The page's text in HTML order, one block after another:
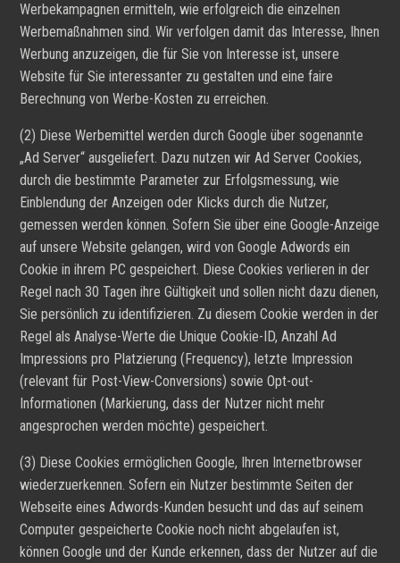
Werbekampagnen ermitteln, wie erfolgreich die einzelnen
Werbemaßnahmen sind. Wir verfolgen damit das Interesse, Ihnen
Werbung anzuzeigen, die für Sie von Interesse ist, unsere
Website für Sie interessanter zu gestalten und eine faire
Berechnung von Werbe-Kosten zu erreichen.
(2) Diese Werbemittel werden durch Google über sogenannte
„Ad Server“ ausgeliefert. Dazu nutzen wir Ad Server Cookies,
durch die bestimmte Parameter zur Erfolgsmessung, wie
Einblendung der Anzeigen oder Klicks durch die Nutzer,
gemessen werden können. Sofern Sie über eine Google-Anzeige
auf unsere Website gelangen, wird von Google Adwords ein
Cookie in ihrem PC gespeichert. Diese Cookies verlieren in der
Regel nach 30 Tagen ihre Gültigkeit und sollen nicht dazu dienen,
Sie persönlich zu identifizieren. Zu diesem Cookie werden in der
Regel als Analyse-Werte die Unique Cookie-ID, Anzahl Ad
Impressions pro Platzierung (Frequency), letzte Impression
(relevant für Post-View-Conversions) sowie Opt-out-
Informationen (Markierung, dass der Nutzer nicht mehr
angesprochen werden möchte) gespeichert.
(3) Diese Cookies ermöglichen Google, Ihren Internetbrowser
wiederzuerkennen. Sofern ein Nutzer bestimmte Seiten der
Webseite eines Adwords-Kunden besucht und das auf seinem
Computer gespeicherte Cookie noch nicht abgelaufen ist,
können Google und der Kunde erkennen, dass der Nutzer auf die